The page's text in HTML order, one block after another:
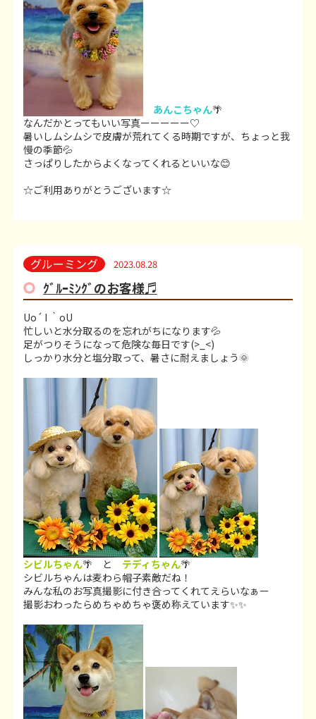
あんこちゃん🌴
なんだかとってもいい写真ーーーーー♡
暑いしムシムシで皮膚が荒れてくる時期ですが、ちょっと我
慢の季節💦
さっぱりしたからよくなってくれるといいな😊
☆ご利用ありがとうございます☆
グルーミング 2023.08.28
ｸﾞﾙｰﾐﾝｸﾞのお客様♬
Uo´ I ｀oU
忙しいと水分取るのを忘れがちになります💦
足がつりそうになって危険な毎日です(>_<)
しっかり水分と塩分取って、暑さに耐えましょう🌞
シビルちゃん🌴 と テディちゃん🌴
シビルちゃんは麦わら帽子素敵だね！
みんな私のお写真撮影に付き合ってくれてえらいなぁー
撮影おわったらめちゃめちゃ褒め称えています✨✨